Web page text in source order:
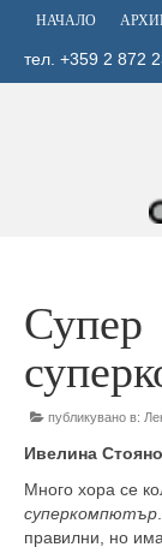
НАЧАЛО
тел. +359 2 872
Супер
публикувано в:
Ивелина
Много хора се
суперкомпютър
правилни, но